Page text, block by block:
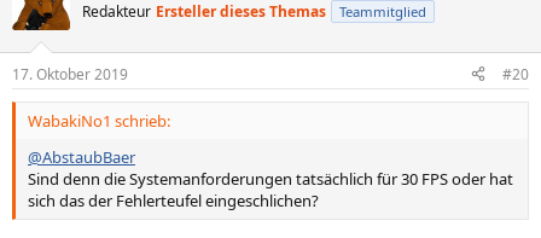
Redakteur Ersteller dieses Themas Teammitglied
17. Oktober 2019 #20
WabakiNo1 schrieb:
@AbstaubBaer
Sind denn die Systemanforderungen tatsächlich für 30 FPS oder hat
sich das der Fehlerteufel eingeschlichen?